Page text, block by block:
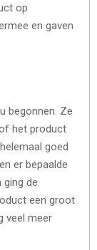
op
en gaven
begonnen. Ze
het product
goed
er bepaalde
ging de
een groot
veel meer